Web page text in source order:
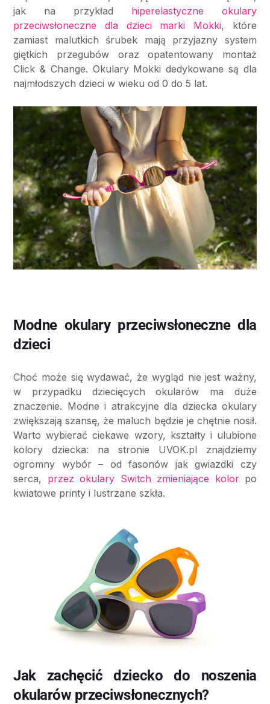
jak na przykład hiperelastyczne okulary
przeciwsłoneczne dla dzieci marki Mokki, które
zamiast malutkich śrubek mają przyjazny system
giętkich przegubów oraz opatentowany montaż
Click & Change. Okulary Mokki dedykowane są dla
najmłodszych dzieci w wieku od 0 do 5 lat.
Modne okulary przeciwsłoneczne dla
dzieci
Choć może się wydawać, że wygląd nie jest ważny,
w przypadku dziecięcych okularów ma duże
znaczenie. Modne i atrakcyjne dla dziecka okulary
zwiększają szansę, że maluch będzie je chętnie nosił.
Warto wybierać ciekawe wzory, kształty i ulubione
kolory dziecka: na stronie UVOK.pl znajdziemy
ogromny wybór – od fasonów jak gwiazdki czy
serca, przez okulary Switch zmieniające kolorpo
kwiatowe printy i lustrzane szkła.
Jak zachęcić dziecko do noszenia
okularów przeciwsłonecznych?